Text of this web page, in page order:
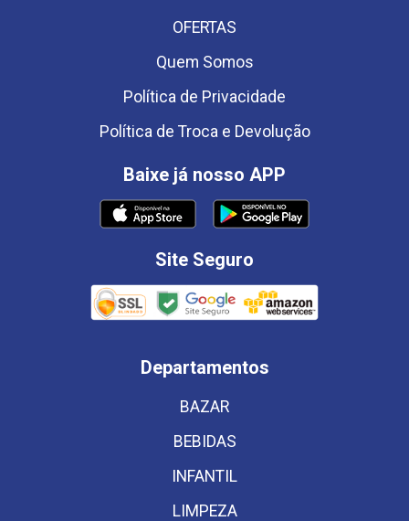
OFERTAS
Quem Somos
Política de Privacidade
Política de Troca e Devolução
Baixe já nosso APP
Site Seguro
Departamentos
BAZAR
BEBIDAS
INFANTIL
LIMPEZA